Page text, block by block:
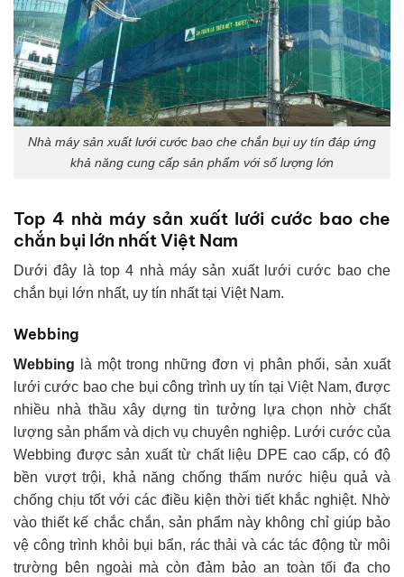
Nhà máy sản xuất lưới cước bao che chắn bụi uy tín đáp ứng
khả năng cung cấp sản phẩm với số lượng lớn
Top 4 nhà máy sản xuất lưới cước bao che
chắn bụi lớn nhất Việt Nam
Dưới đây là top 4 nhà máy sản xuất lưới cước bao che
chắn bụi lớn nhất, uy tín nhất tại Việt Nam.
Webbing
Webbing
là một trong những đơn vị phân phối, sản xuất
lưới cước bao che bụi công trình uy tín tại Việt Nam, được
nhiều nhà thầu xây dựng tin tưởng lựa chọn nhờ chất
lượng sản phẩm và dịch vụ chuyên nghiệp. Lưới cước của
Webbing được sản xuất từ chất liệu DPE cao cấp, có độ
bền vượt trội, khả năng chống thấm nước hiệu quả và
chống chịu tốt với các điều kiện thời tiết khắc nghiệt. Nhờ
vào thiết kế chắc chắn, sản phẩm này không chỉ giúp bảo
vệ công trình khỏi bụi bẩn, rác thải và các tác động từ môi
trường bên ngoài mà còn đảm bảo an toàn tối đa cho